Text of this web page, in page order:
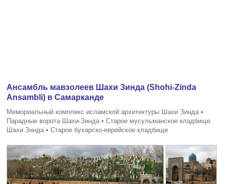
Ансамбль мавзолеев Шахи Зинда (Shohi-Zinda
Ansambli) в Самарканде
Мемориальный комплекс исламской архитектуры Шахи Зинда •
Парадные ворота Шахи-Зинда • Старое мусульманское кладбище
Шахи Зинда • Старое бухарско-еврейское кладбище